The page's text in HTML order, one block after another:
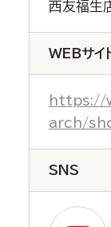
西友福生
WEBサイ
https://
arch/
SNS